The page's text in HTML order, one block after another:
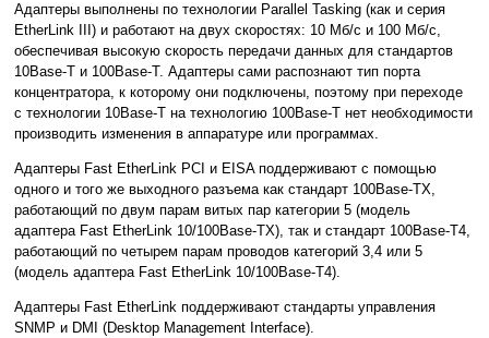
Адаптеры выполнены по технологии Parallel Tasking (как и серия
EtherLink III) и работают на двух скоростях: 10 Мб/с и 100 Мб/с,
обеспечивая высокую скорость передачи данных для стандартов
10Base-T и 100Base-T. Адаптеры сами распознают тип порта
концентратора, к которому они подключены, поэтому при переходе
с технологии 10Base-T на технологию 100Base-T нет необходимости
производить изменения в аппаратуре или программах.
Адаптеры Fast EtherLink PCI и EISA поддерживают с помощью
одного и того же выходного разъема как стандарт 100Base-TX,
работающий по двум парам витых пар категории 5 (модель
адаптера Fast EtherLink 10/100Base-TX), так и стандарт 100Base-T4,
работающий по четырем парам проводов категорий 3,4 или 5
(модель адаптера Fast EtherLink 10/100Base-T4).
Адаптеры Fast EtherLink поддерживают стандарты управления
SNMP и DMI (Desktop Management Interface).